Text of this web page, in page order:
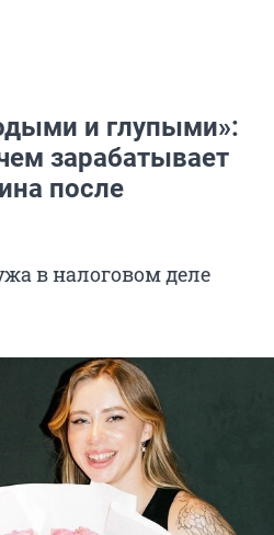
и глупыми»:
зарабатывает
после
в налоговом деле